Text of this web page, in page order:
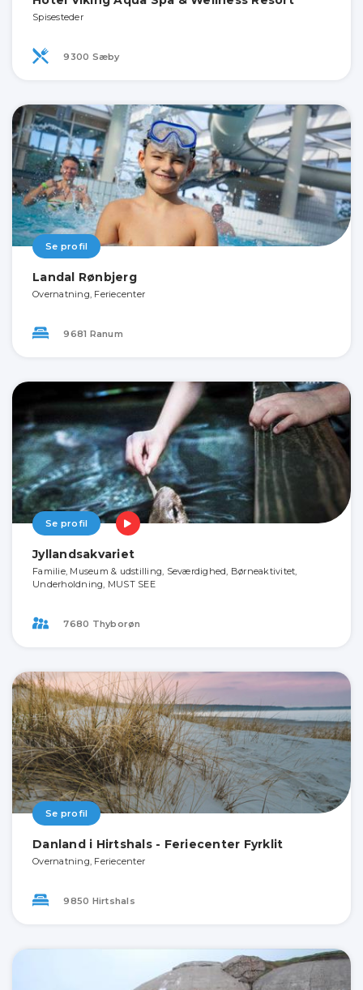
Spisesteder
9300 Sæby
Se profil
Landal Rønbjerg
Overnatning, Feriecenter
9681 Ranum
Se profil
Jyllandsakvariet
Familie, Museum & udstilling, Seværdighed, Børneaktivitet,
Underholdning, MUST SEE
7680 Thyborøn
Se profil
Danland i Hirtshals - Feriecenter Fyrklit
Overnatning, Feriecenter
9850 Hirtshals